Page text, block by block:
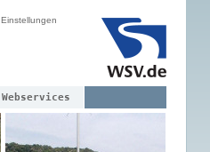
Einstellungen
Webservices